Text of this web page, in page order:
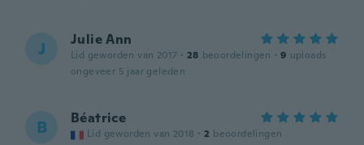
J Julie Ann
Lid geworden van 2017 · 28 beoordelingen · 9 uploads
ongeveer 5 jaar geleden
B Béatrice
Lid geworden van 2018 · 2 beoordelingen